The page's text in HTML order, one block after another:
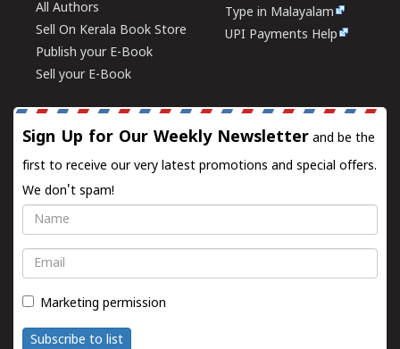
All Authors
Sell On Kerala Book Store
Publish your E-Book
Sell your E-Book
Type in Malayalam
UPI Payments Help
Sign Up for Our Weekly Newsletter and be the
first to receive our very latest promotions and special offers.
We don't spam!
Name
Email
Marketing permission
Subscribe to list